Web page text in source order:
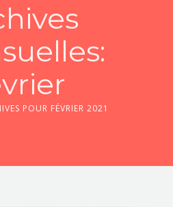
NOUS !
POUR FÉVRIER 2021